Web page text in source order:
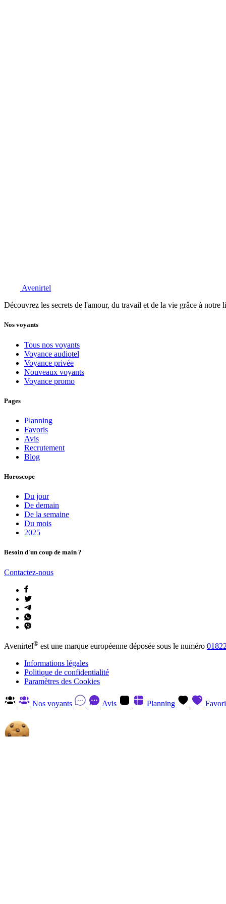
Avenirtel
Découvrez les secrets de l'amour, du travail et de la vie grâce à notre
Nos voyants
Tous nos voyants
Voyance audiotel
Voyance privée
Nouveaux voyants
Voyance promo
Pages
Planning
Favoris
Avis
Recrutement
Blog
Horoscope
Du jour
De demain
De la semaine
Du mois
2025
Besoin d'un coup de main ?
Contactez-nous
Avenirtel® est une marque européenne déposée sous le numéro
Informations légales
Politique de confidentialité
Paramètres des Cookies
Nos voyants Avis Planning